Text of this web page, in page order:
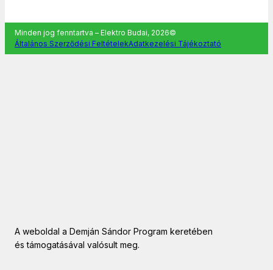
Minden jog fenntartva – Elektro Budai, 2026©
Általános Szerződési FeltételekAdatkezelési Tájékoztató
A weboldal a Demján Sándor Program keretében
és támogatásával valósult meg.